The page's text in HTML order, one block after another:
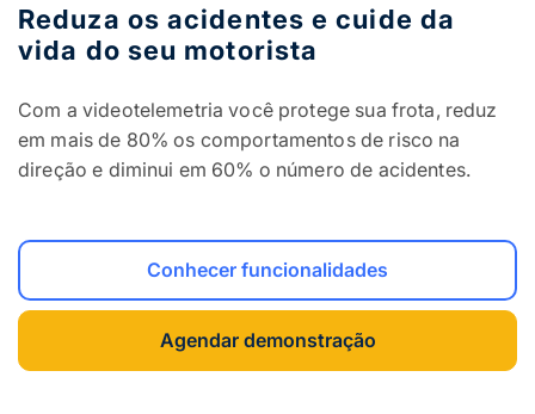
Reduza os acidentes e cuide da
vida do seu motorista
Com a videotelemetria você protege sua frota, reduz
em mais de 80% os comportamentos de risco na
direção e diminui em 60% o número de acidentes.
Conhecer funcionalidades
Agendar demonstração